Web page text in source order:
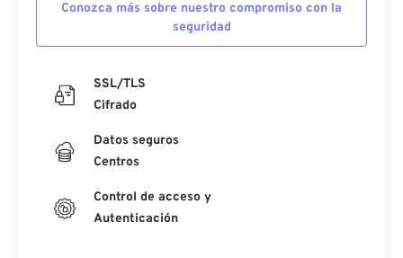
Conozca más sobre nuestro compromiso con la
seguridad
SSL/TLS
Cifrado
Datos seguros
Centros
Control de acceso y
Autenticación